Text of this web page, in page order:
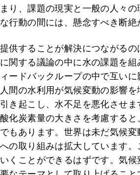
り、課題の現実と一般の人々の
行動の間には、懸念すべき断絶
供することが解決につながる
関する議論の中に水の課題を
ードバックループの中で互いに
間の水利用が気候変動の影響
き起こし、水不足を悪化させ
化炭素量の大きさを考慮すると
もあります。世界は未だ気候変
の取り組みは拡大しています。
くことができるはずです。気